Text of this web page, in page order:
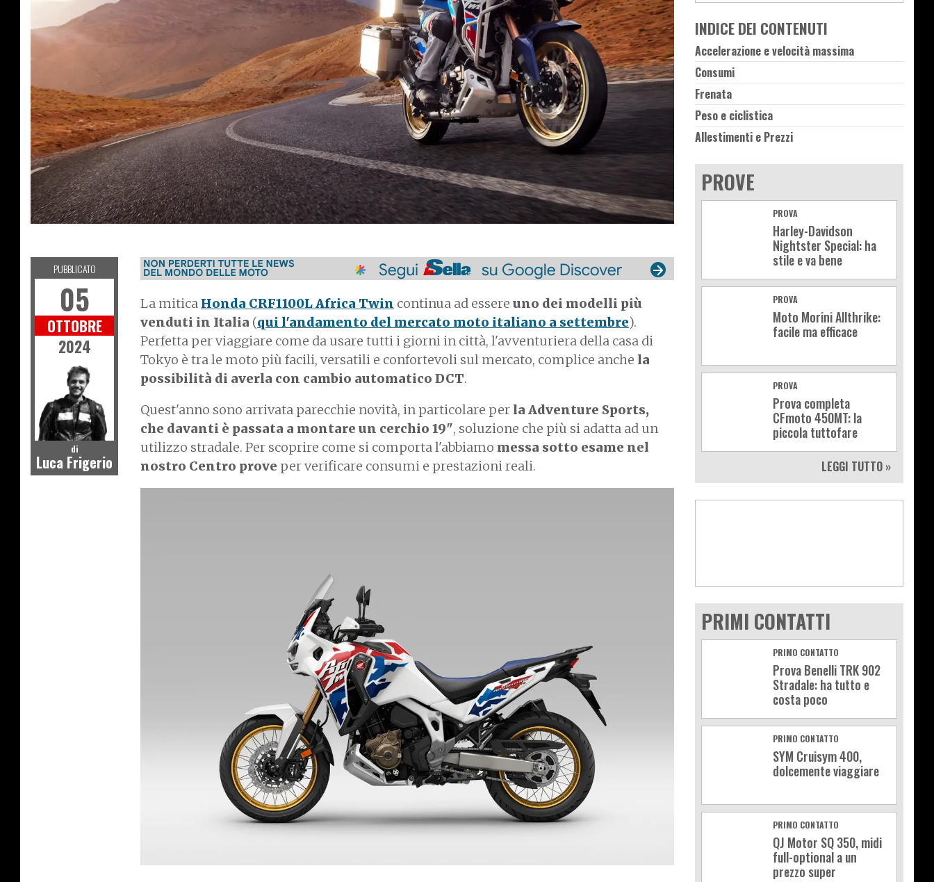
La mitica Honda CRF1100L Africa Twin continua ad essere uno dei modelli più
venduti in Italia (qui l'andamento del mercato moto italiano a settembre).
Perfetta per viaggiare come da usare tutti i giorni in città, l'avventuriera della casa di
Tokyo è tra le moto più facili, versatili e confortevoli sul mercato, complice anche la
possibilità di averla con cambio automatico DCT.
Quest'anno sono arrivata parecchie novità, in particolare per la Adventure Sports,
che davanti è passata a montare un cerchio 19", soluzione che più si adatta ad un
utilizzo stradale. Per scoprire come si comporta l'abbiamo messa sotto esame nel
nostro Centro prove per verificare consumi e prestazioni reali.
PUBBLICATO
05
OTTOBRE
2024
di
Luca Frigerio
INDICE DEI CONTENUTI
Accelerazione e velocità massima
Consumi
Frenata
Peso e ciclistica
Allestimenti e Prezzi
PROVE
PROVA
Harley-Davidson
Nightster Special: ha
stile e va bene
PROVA
Moto Morini Allthrike:
facile ma efficace
PROVA
Prova completa
CFmoto 450MT: la
piccola tuttofare
LEGGI TUTTO »
PRIMI CONTATTI
PRIMO CONTATTO
Prova Benelli TRK 902
Stradale: ha tutto e
costa poco
PRIMO CONTATTO
SYM Cruisym 400,
dolcemente viaggiare
PRIMO CONTATTO
QJ Motor SQ 350, midi
full-optional a un
prezzo super